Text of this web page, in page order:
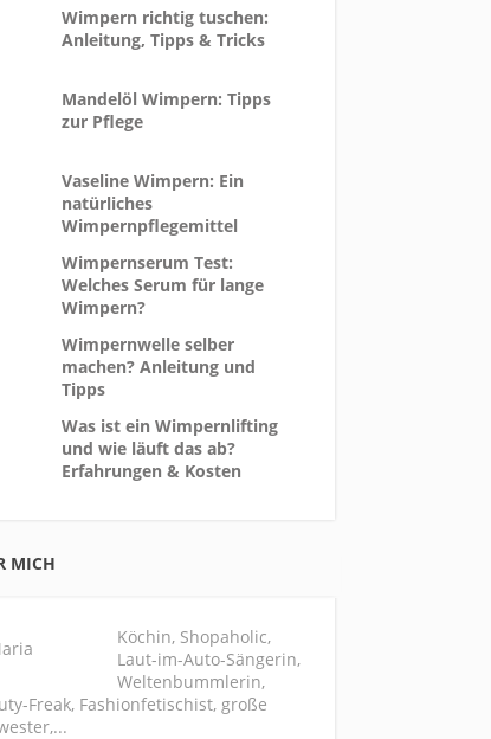
Wimpern richtig tuschen:
Anleitung, Tipps & Tricks
Mandelöl Wimpern: Tipps
zur Pflege
Vaseline Wimpern: Ein
natürliches
Wimpernpflegemittel
Wimpernserum Test:
Welches Serum für lange
Wimpern?
Wimpernwelle selber
machen? Anleitung und
Tipps
Was ist ein Wimpernlifting
und wie läuft das ab?
Erfahrungen & Kosten
MICH
Köchin, Shopaholic,
Laut-im-Auto-Sängerin,
Weltenbummlerin,
Freak, Fashionfetischist, große